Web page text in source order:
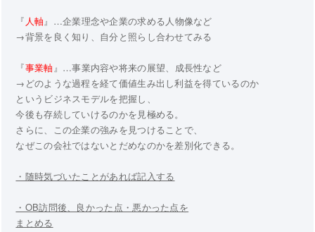
『 人軸 』…企業理念や企業の求める人物像など
→背景を良く知り、自分と照らし合わせてみる
『事業軸 』…事業内容や将来の展望、成長性など
→どのような過程を経て価値生み出し利益を得ているのか
というビジネスモデルを把握し、
今後も存続していけるのかを見極める。
さらに、この企業の強みを見つけることで、
なぜこの会社ではないとだめなのかを差別化できる。
・随時気づいたことがあれば記入する
・OB訪問後、良かった点・悪かった点を
まとめる